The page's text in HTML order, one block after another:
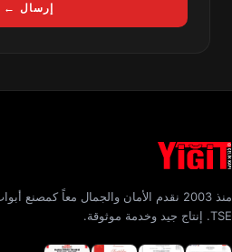
إرسال ←
منذ 2003 نقدم الأمان والجمال معاً كمصنع
TSE. إنتاج جيد وخدمة موثوقة.